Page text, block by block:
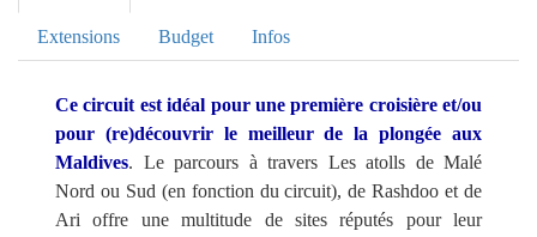
Extensions Budget Infos
Descriptif
Ce circuit est idéal pour une première croisière et/ou
pour (re)découvrir le meilleur de la plongée aux
Maldives. Le parcours à travers Les atolls de Malé
Nord ou Sud (en fonction du circuit), de Rashdoo et de
Ari offre une multitude de sites réputés pour leur